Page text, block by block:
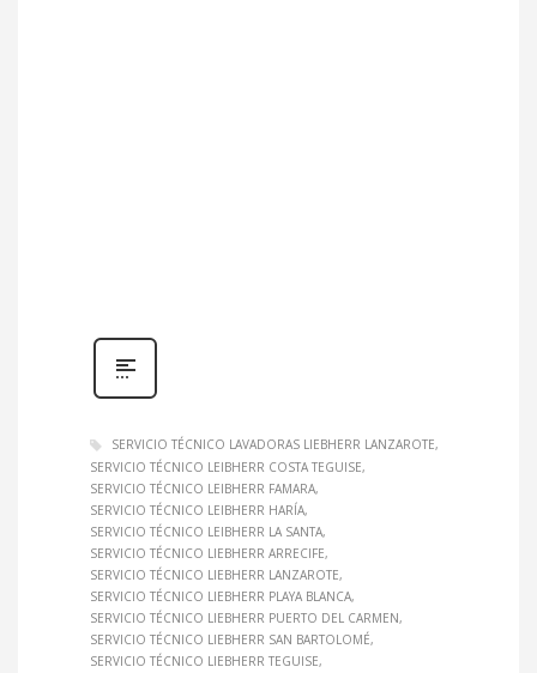
SERVICIO TÉCNICO LAVADORAS LIEBHERR LANZAROTE
SERVICIO TÉCNICO LEIBHERR COSTA TEGUISE
SERVICIO TÉCNICO LEIBHERR FAMARA
SERVICIO TÉCNICO LEIBHERR HARÍA
SERVICIO TÉCNICO LEIBHERR LA SANTA
SERVICIO TÉCNICO LIEBHERR ARRECIFE
SERVICIO TÉCNICO LIEBHERR LANZAROTE
SERVICIO TÉCNICO LIEBHERR PLAYA BLANCA
SERVICIO TÉCNICO LIEBHERR PUERTO DEL CARMEN
SERVICIO TÉCNICO LIEBHERR SAN BARTOLOMÉ
SERVICIO TÉCNICO LIEBHERR TEGUISE